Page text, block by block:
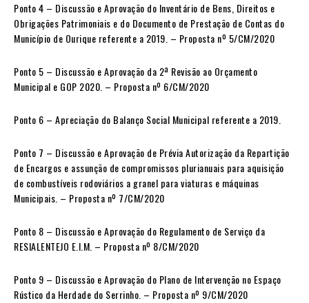
Ponto 4 – Discussão e Aprovação do Inventário de Bens, Direitos e
Obrigações Patrimoniais e do Documento de Prestação de Contas do
Município de Ourique referente a 2019. – Proposta nº 5/CM/2020
Ponto 5 – Discussão e Aprovação da 2ª Revisão ao Orçamento
Municipal e GOP 2020. – Proposta nº 6/CM/2020
Ponto 6 – Apreciação do Balanço Social Municipal referente a 2019.
Ponto 7 – Discussão e Aprovação de Prévia Autorização da Repartição
de Encargos e assunção de compromissos plurianuais para aquisição
de combustíveis rodoviários a granel para viaturas e máquinas
Municipais. – Proposta nº 7/CM/2020
Ponto 8 – Discussão e Aprovação do Regulamento de Serviço da
RESIALENTEJO E.I.M. – Proposta nº 8/CM/2020
Ponto 9 – Discussão e Aprovação do Plano de Intervenção no Espaço
Rústico da Herdade do Serrinho. – Proposta nº 9/CM/2020